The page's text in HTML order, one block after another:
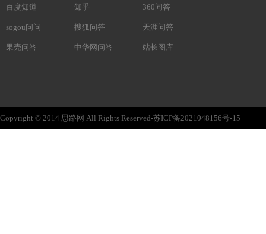
百度知道 知乎 360问答
sogou问问 搜狐问答 天涯问答
果壳问答 中华网问答 站长图库
Copyright © 2014 思路网 All Rights Reserved-苏ICP备2021048156号-15